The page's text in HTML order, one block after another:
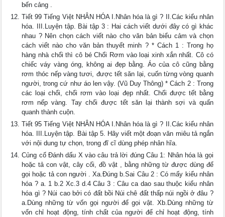
bến cảng .
Tiết 99 Tiếng Việt NHÂN HÓA I.Nhân hóa là gì ? II.Các kiểu nhân
hóa. III.Luyện tập. Bài tập 3 : Hai cách viết dưới đây có gì khác
nhau ? Nên chọn cách viết nào cho văn bản biểu cảm và chọn
cách viết nào cho văn bản thuyết minh ? * Cách 1 : Trong họ
hàng nhà chổi thì cô bé Chổi Rơm vào loại xinh xắn nhất. Cô có
chiếc váy vàng óng, không ai đẹp bằng. Áo của cô cũng bằng
rơm thóc nếp vàng tươi, được tết săn lại, cuốn từng vòng quanh
người, trong cứ như áo len vậy. (Vũ Duy Thông) * Cách 2 : Trong
các loại chổi, chổi rơm vào loại đẹp nhất. Chổi được tết bằng
rơm nếp vàng. Tay chổi được tết săn lại thành sợi và quấn
quanh thành cuộn.
Tiết 95 Tiếng Việt NHÂN HÓA I.Nhân hóa là gì ? II.Các kiểu nhân
hóa. III.Luyện tập. Bài tập 5. Hãy viết một đoạn văn miêu tả ngắn
với nội dung tự chọn, trong đĩ cĩ dùng phép nhân hĩa.
Củng cố Đánh dấu X vào câu trả lời đúng Câu 1: Nhân hóa là gọi
hoặc tả con vật, cây cối, đồ vật , bằng những từ được dùng để
gọi hoặc tả con người . Xa.Đúng b.Sai Câu 2 : Có mấy kiểu nhân
hóa ? a. 1 b.2 Xc.3 d.4 Câu 3 : Câu ca dao sau thuộc kiểu nhân
hóa gì ? Núi cao bởi có đất bồi Núi chê đất thấp núi ngồi ở đâu ?
a.Dùng những từ vốn gọi người để gọi vật. Xb.Dùng những từ
vốn chỉ hoạt động, tính chất của người để chỉ hoạt động, tính